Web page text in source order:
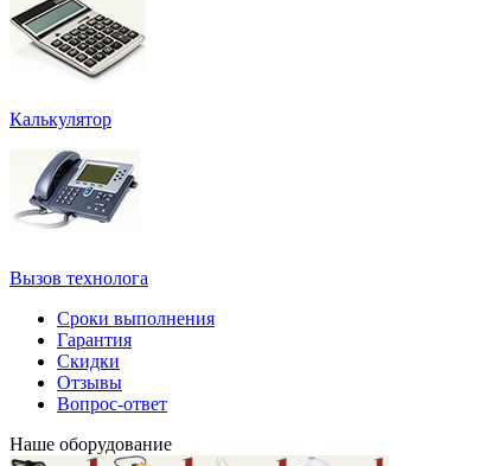
Калькулятор
Вызов технолога
Сроки выполнения
Гарантия
Скидки
Отзывы
Вопрос-ответ
Наше оборудование